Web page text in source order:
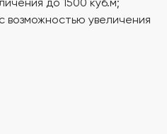
до 1500 куб.м;
возможностью увеличения